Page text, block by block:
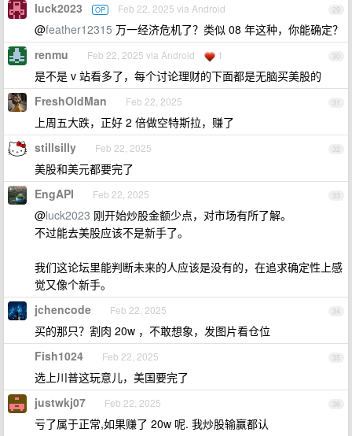
29
luck2023 OP Feb 22, 2025 via Android
@feather12315 万一经济危机了？类似 08 年这种，你能确定？
30
renmu Feb 22, 2025 via Android 1
是不是 v 站看多了，每个讨论理财的下面都是无脑买美股的
31
FreshOldMan Feb 22, 2025
上周五大跌，正好 2 倍做空特斯拉，赚了
32
stillsilly Feb 22, 2025
美股和美元都要完了
33
EngAPI Feb 22, 2025
@luck2023 刚开始炒股金额少点，对市场有所了解。
不过能去美股应该不是新手了。
我们这论坛里能判断未来的人应该是没有的，在追求确定性上感
觉又像个新手。
34
jchencode Feb 22, 2025
买的那只？割肉 20w ，不敢想象，发图片看仓位
35
Fish1024 Feb 22, 2025
选上川普这玩意儿，美国要完了
36
justwkj07 Feb 22, 2025
亏了属于正常,如果赚了 20w 呢. 我炒股输赢都认